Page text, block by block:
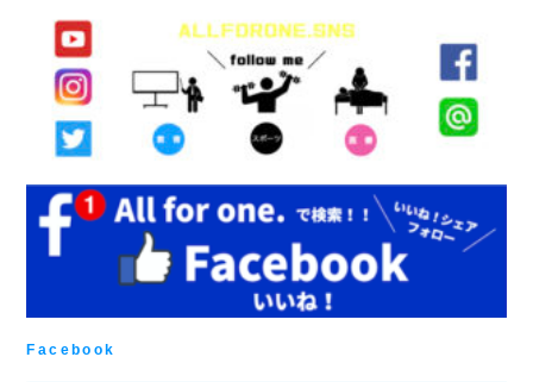
Facebook